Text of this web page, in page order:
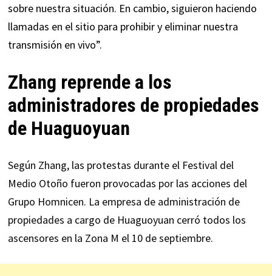
sobre nuestra situación. En cambio, siguieron haciendo
llamadas en el sitio para prohibir y eliminar nuestra
transmisión en vivo”.
Zhang reprende a los
administradores de propiedades
de Huaguoyuan
Según Zhang, las protestas durante el Festival del
Medio Otoño fueron provocadas por las acciones del
Grupo Homnicen. La empresa de administración de
propiedades a cargo de Huaguoyuan cerró todos los
ascensores en la Zona M el 10 de septiembre.